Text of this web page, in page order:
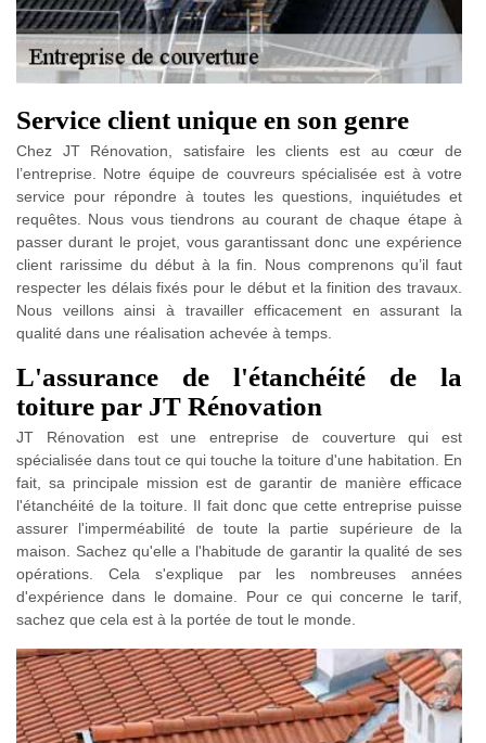
Service client unique en son genre
Chez JT Rénovation, satisfaire les clients est au cœur de
l’entreprise. Notre équipe de couvreurs spécialisée est à votre
service pour répondre à toutes les questions, inquiétudes et
requêtes. Nous vous tiendrons au courant de chaque étape à
passer durant le projet, vous garantissant donc une expérience
client rarissime du début à la fin. Nous comprenons qu’il faut
respecter les délais fixés pour le début et la finition des travaux.
Nous veillons ainsi à travailler efficacement en assurant la
qualité dans une réalisation achevée à temps.
L'assurance de l'étanchéité de la
toiture par JT Rénovation
JT Rénovation est une entreprise de couverture qui est
spécialisée dans tout ce qui touche la toiture d'une habitation. En
fait, sa principale mission est de garantir de manière efficace
l'étanchéité de la toiture. Il fait donc que cette entreprise puisse
assurer l'imperméabilité de toute la partie supérieure de la
maison. Sachez qu'elle a l'habitude de garantir la qualité de ses
opérations. Cela s'explique par les nombreuses années
d'expérience dans le domaine. Pour ce qui concerne le tarif,
sachez que cela est à la portée de tout le monde.